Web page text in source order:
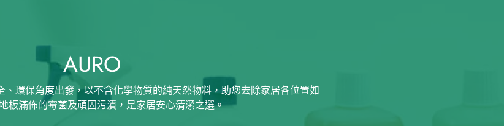
AURO
、環保角度出發，以不含化學物質的純天然物料，助您去除家居各位置如
板滿佈的霉菌及頑固污漬，是家居安心清潔之選。